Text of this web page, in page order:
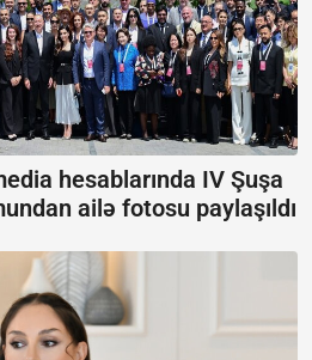
hesablarında IV Şuşa
ailə fotosu paylaşıldı